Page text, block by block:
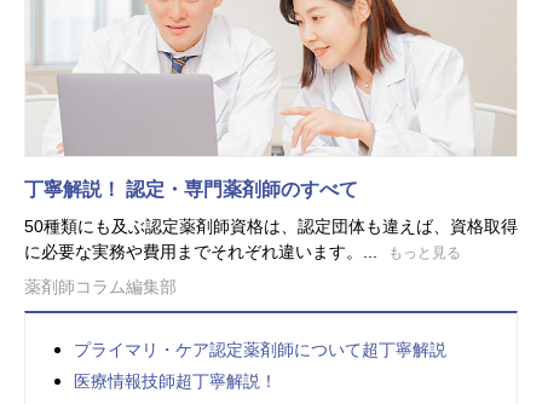
丁寧解説！ 認定・専門薬剤師のすべて
50種類にも及ぶ認定薬剤師資格は、認定団体も違えば、資格取得
に必要な実務や費用までそれぞれ違います。...
もっと見る
薬剤師コラム編集部
プライマリ・ケア認定薬剤師について超丁寧解説
医療情報技師超丁寧解説！